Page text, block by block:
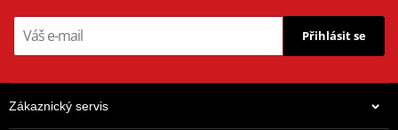
Přihlásit se
Zákaznický servis